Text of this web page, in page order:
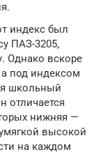
индекс был
ПАЗ-3205,
Однако вскоре
под индексом
школьный
отличается
нижняя —
высокой
на каждом